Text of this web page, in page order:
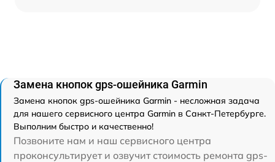
Замена кнопок gps-ошейника Garmin
Замена кнопок gps-ошейника Garmin - несложная задача
для нашего сервисного центра Garmin в Санкт-Петербурге.
Выполним быстро и качественно!
Позвоните нам и наш сервисного центра
проконсультирует и озвучит стоимость ремонта gps-